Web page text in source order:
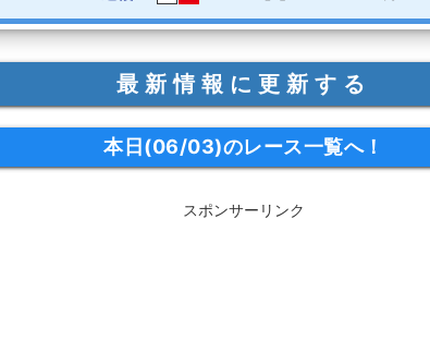
最新情報に更新する
本日(06/03)のレース一覧へ！
スポンサーリンク